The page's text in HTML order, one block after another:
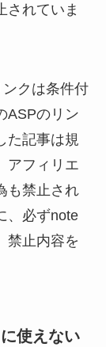
されていま
クは条件付
ASPのリン
た記事は規
アフィリエ
も禁止され
、必ずnote
禁止内容を
使えない